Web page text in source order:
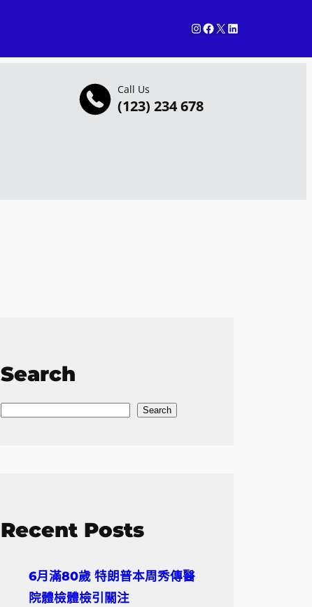
Call Us
(123) 234 678
InstagramFacebook X LinkedIn
Search
S
h
Search
Recent Posts
6月滿80歲 特朗普本周秀傳醫
院體檢體檢引關注